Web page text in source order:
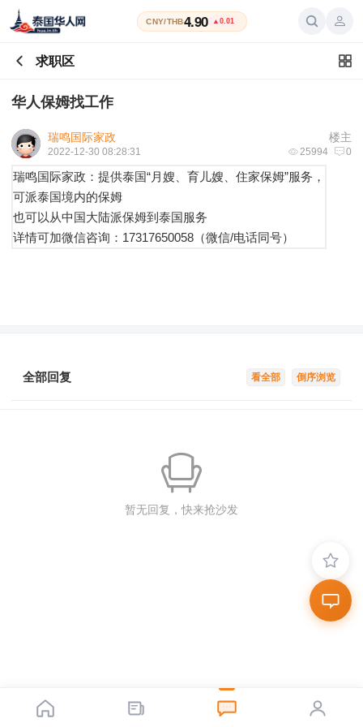
CNY/THB4.90 ▲0.01
求职区
华人保姆找工作
楼主
瑞鸣国际家政
25994 0
2022-12-30 08:28:31
瑞鸣国际家政：提供泰国“月嫂、育儿嫂、住家保姆”服务，
可派泰国境内的保姆
也可以从中国大陆派保姆到泰国服务
详情可加微信咨询：17317650058（微信/电话同号）
倒序浏览
看全部
全部回复
暂无回复，快来抢沙发